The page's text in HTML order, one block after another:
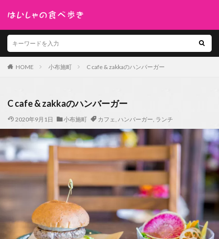
HOME 小布施町 C cafe & zakkaのハンバーガー
C cafe & zakkaのハンバーガー
2020年9月1日 小布施町 カフェ, ハンバーガー, ランチ